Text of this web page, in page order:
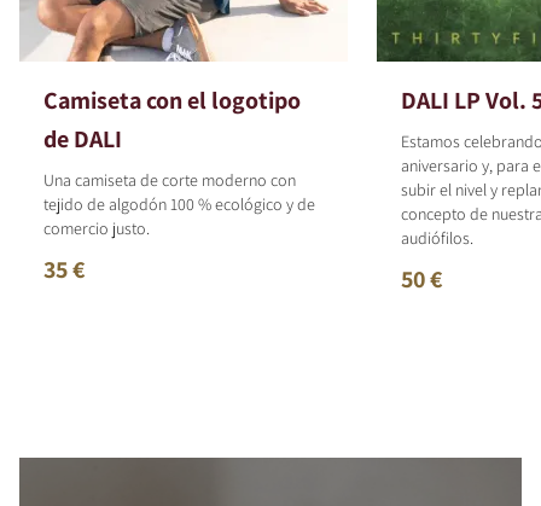
Camiseta con el logotipo
de DALI
Una camiseta de corte moderno con
tejido de algodón 100 % ecológico y de
comercio justo.
35 €
DALI LP Vol.
Estamos
aniversario y, para
subir el nivel y
concepto de
audiófilos.
50 €